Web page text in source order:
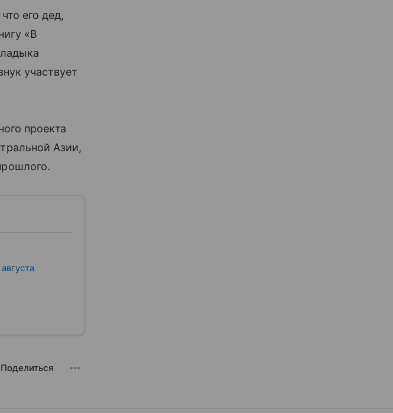
его дед,
«В
участвует
проекта
Азии,
Поделиться